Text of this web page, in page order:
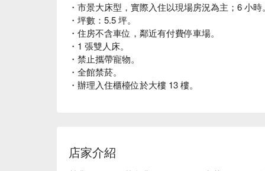
・市景大床型，實際入住以現場房況為主；6 小時
・坪數：5.5 坪。
・住房不含車位，鄰近有付費停車場。
・1 張雙人床。
・禁止攜帶寵物。
・全館禁菸。
・辦理入住櫃檯位於大樓 13 樓。
店家介紹